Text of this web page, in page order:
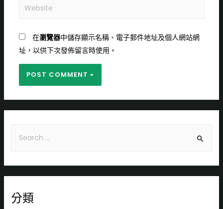
在瀏覽器中儲存顯示名稱、電子郵件地址及個人網站網
址，以供下次發佈留言時使用。
分類